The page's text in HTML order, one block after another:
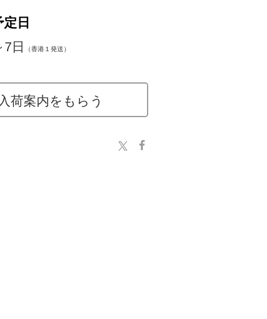
日
7日
（香港１発送）
荷案内をもらう